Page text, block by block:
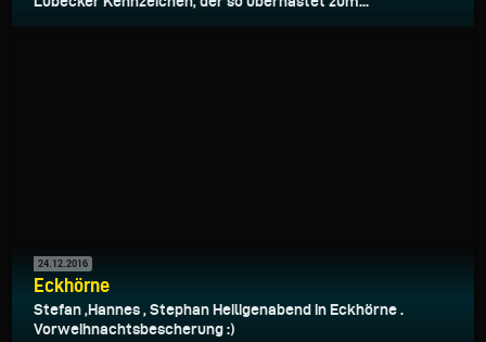
24.12.2016
Eckhörne
Stefan ,Hannes , Stephan Heiligenabend in Eckhörne .
Vorweihnachtsbescherung :)